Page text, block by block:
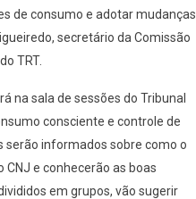
de consumo e adotar mudanças
secretário da Comissão
TRT.
na sala de sessões do Tribunal
consciente e controle de
serão informados sobre como o
e conhecerão as boas
em grupos, vão sugerir